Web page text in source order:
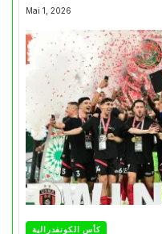
Mai 1, 2026
كأس الكونفدرالية